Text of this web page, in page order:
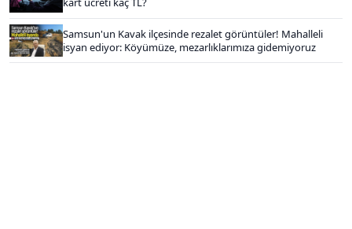
Samsun'un Kavak ilçesinde rezalet görüntüler! Mahalleli
isyan ediyor: Köyümüze, mezarlıklarımıza gidemiyoruz